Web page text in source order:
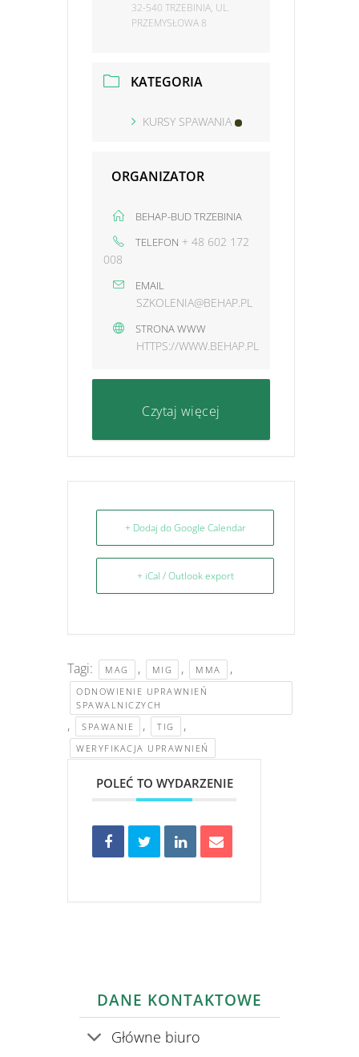
32-540 TRZEBINIA, UL.
PRZEMYSŁOWA 8
KATEGORIA
KURSY SPAWANIA
ORGANIZATOR
BEHAP-BUD TRZEBINIA
TELEFON + 48 602 172
008
EMAIL
SZKOLENIA@BEHAP.PL
STRONA WWW
HTTPS://WWW.BEHAP.PL
Czytaj więcej
+ Dodaj do Google Calendar
+ iCal / Outlook export
Tagi: MAG , MIG , MMA ,
ODNOWIENIE UPRAWNIEŃ
SPAWALNICZYCH
, SPAWANIE , TIG ,
WERYFIKACJA UPRAWNIEŃ
POLEĆ TO WYDARZENIE
DANE KONTAKTOWE
Główne biuro